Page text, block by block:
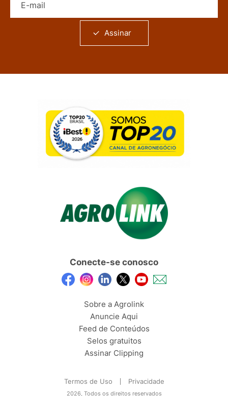
Assinar
Conecte-se conosco
Sobre a Agrolink
Anuncie Aqui
Feed de Conteúdos
Selos gratuitos
Assinar Clipping
Termos de Uso Privacidade
2026, Todos os direitos reservados